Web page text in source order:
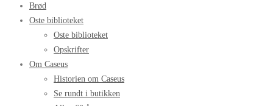
Brød
Oste biblioteket
Oste biblioteket
Opskrifter
Om Caseus
Historien om Caseus
Se rundt i butikken